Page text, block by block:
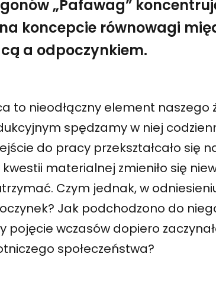
„Pafawag”
koncepcie równowagi
a odpoczynkiem.
to nieodłączny element naszego
spędzamy w niej
do pracy przekształcało się
materialnej zmieniło się
Czym jednak, w
Jak podchodzono do
pojęcie wczasów dopiero
społeczeństwa?